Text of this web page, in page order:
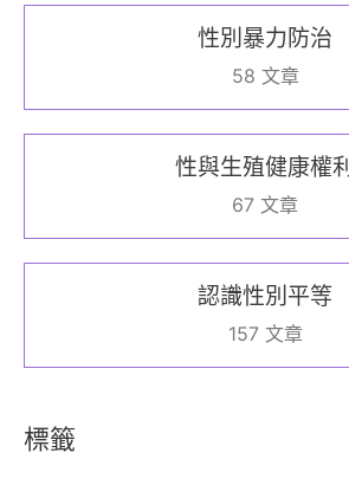
性別暴力防治
58 文章
性與生殖健康權利
67 文章
認識性別平等
157 文章
標籤